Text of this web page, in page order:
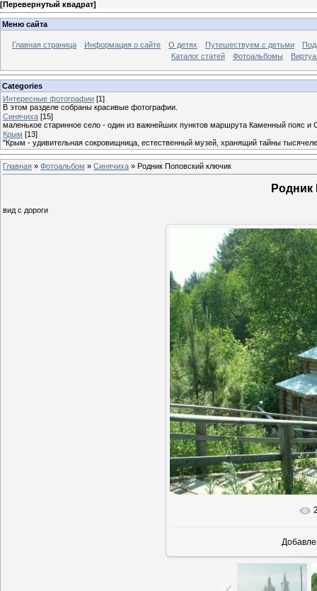
[Перевернутый квадрат]
Меню сайта
Главная страница Информация о сайте О детях Путешествуем с детьми
Каталог статей
Фотоальбомы
Categories
Интересные фотографии [1]
В этом разделе собраны красивые фотографии.
Синячиха [15]
маленькое старинное село - один из важнейших пунктов маршрута Каменный пояс
Крым [13]
"Крым - удивительная сокровищница, естественный музей, хранящий тайны
Главная » Фотоальбом » Синячиха » Родник Поповский ключик
Родник
вид с дороги
В